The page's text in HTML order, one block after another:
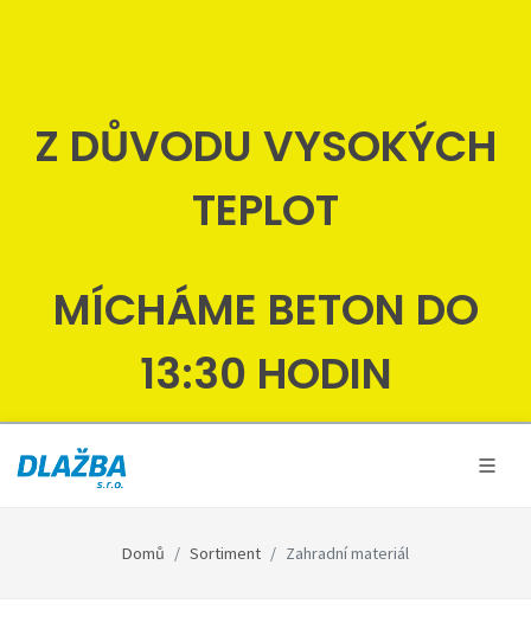
Z DŮVODU VYSOKÝCH
TEPLOT
MÍCHÁME BETON DO
13:30 HODIN
Domů Sortiment Zahradní materiál